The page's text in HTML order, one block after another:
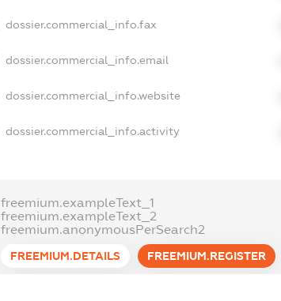
dossier.commercial_info.fax
dossier.commercial_info.email
dossier.commercial_info.website
dossier.commercial_info.activity
freemium.exampleText_1
freemium.exampleText_2
freemium.anonymousPerSearch2
FREEMIUM.DETAILS FREEMIUM.REGISTER